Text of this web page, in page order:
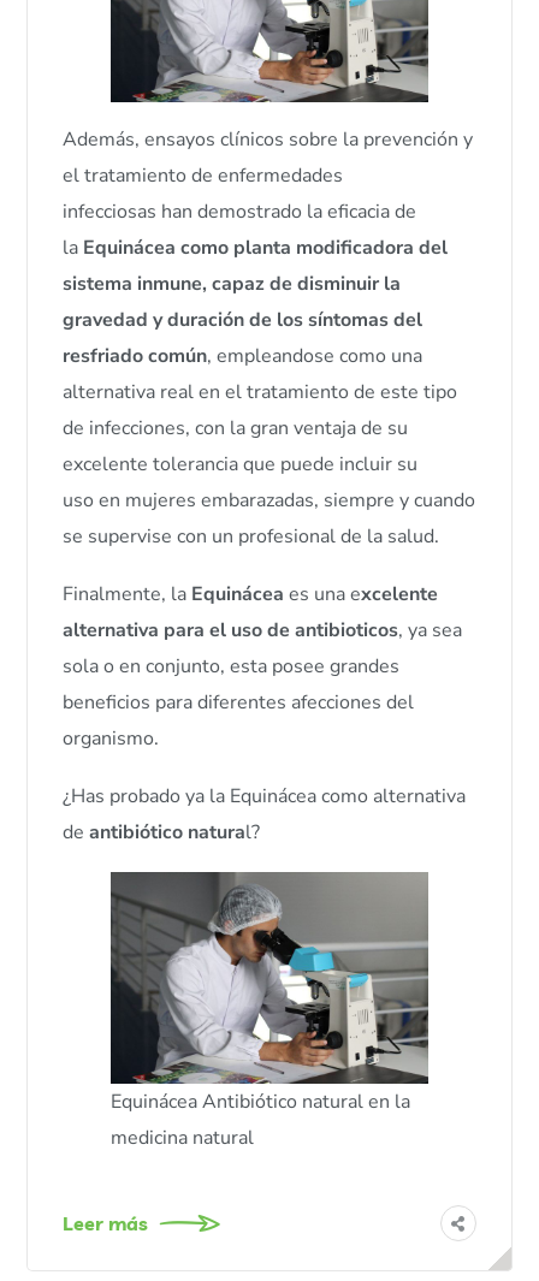
Además, ensayos clínicos sobre la prevención y
el tratamiento de enfermedades
infecciosas han demostrado la eficacia de
la Equinácea como planta modificadora del
sistema inmune, capaz de disminuir la
gravedad y duración de los síntomas del
resfriado común, empleandose como una
alternativa real en el tratamiento de este tipo
de infecciones, con la gran ventaja de su
excelente tolerancia que puede incluir su
uso en mujeres embarazadas, siempre y cuando
se supervise con un profesional de la salud.
Finalmente, la Equinácea es una excelente
alternativa para el uso de antibioticos, ya sea
sola o en conjunto, esta posee grandes
beneficios para diferentes afecciones del
organismo.
¿Has probado ya la Equinácea como alternativa
de antibiótico natural?
Equinácea Antibiótico natural en la
medicina natural
Leer más